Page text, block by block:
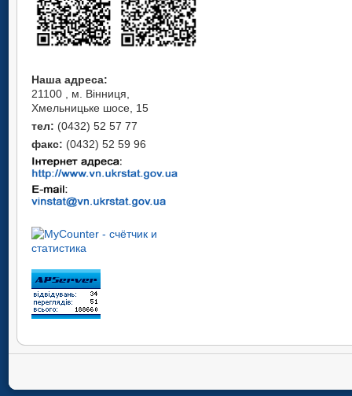
Наша адреса:
21100 , м. Вінниця,
Хмельницьке шосе, 15
тел: (0432) 52 57 77
факс: (0432) 52 59 96